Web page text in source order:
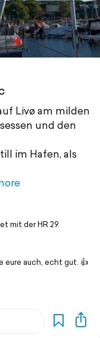
Livø am milden
und den
im Hafen, als
mit der HR 29.
eure auch, echt gut. 👍